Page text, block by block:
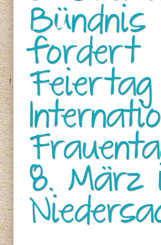
Bündnis
fordert
8. März